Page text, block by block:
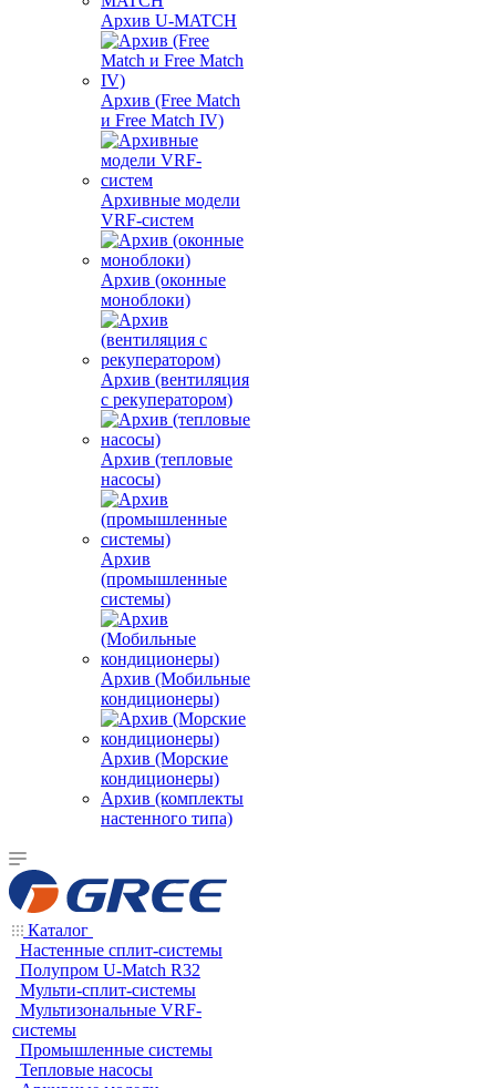
Архив U-MATCH
Архив (Free Match
и Free Match IV)
Архивные модели
VRF-систем
Архив (оконные
моноблоки)
Архив (вентиляция
с рекуператором)
Архив (тепловые
насосы)
Архив
(промышленные
системы)
Архив (Мобильные
кондиционеры)
Архив (Морские
кондиционеры)
Архив (комплекты
настенного типа)
Каталог
Настенные сплит-системы
Полупром U-Match R32
Мульти-сплит-системы
Мультизональные VRF-
системы
Промышленные системы
Тепловые насосы